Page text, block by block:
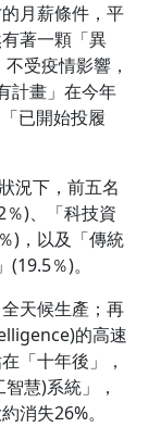
月薪條件，平
著一顆「異
受疫情影響，
計畫」在今年
已開始投履
況下，前五名
)、「科技資
)，以及「傳統
％)。
天候生產；再
的高速
「十年後」，
慧)系統」，
消失26%。